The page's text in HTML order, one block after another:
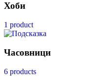
Хоби
1 product
Часовници
6 products